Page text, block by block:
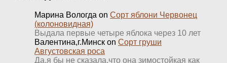
Марина Вологда on Сорт яблони Червонец
(колоновидная)
Выдала первые четыре яблока через 10 лет
Валентина,г.Минск on Сорт груши
Августовская роса
Да,я бы не сказала,что она зимостойкая как